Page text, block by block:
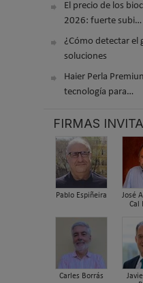
El precio de los
2026: fuerte subi…
¿Cómo detectar el
soluciones
Haier Perla
tecnología para…
FIRMAS
Pablo Espiñeira
José
Cal
Carles Borrás